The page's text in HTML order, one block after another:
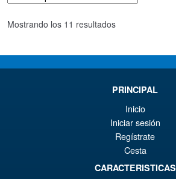
Mostrando los 11 resultadosOrdenado
PRINCIPAL
Inicio
Iniciar sesión
Regístrate
Cesta
CARACTERISTICAS